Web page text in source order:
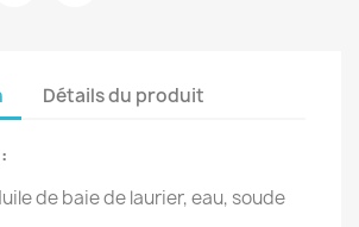
Détails du produit
de baie de laurier, eau, soude